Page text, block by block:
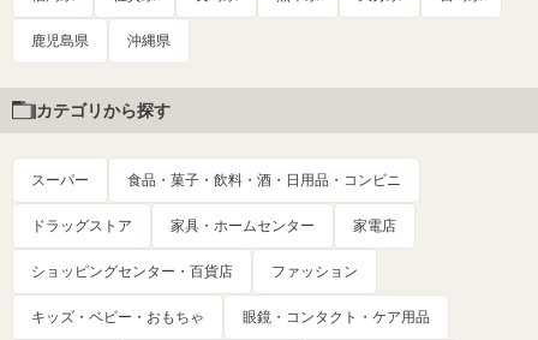
鹿児島県 沖縄県
カテゴリから探す
スーパー 食品・菓子・飲料・酒・日用品・コンビニ
ドラッグストア 家具・ホームセンター 家電店
ショッピングセンター・百貨店 ファッション
キッズ・ベビー・おもちゃ 眼鏡・コンタクト・ケア用品